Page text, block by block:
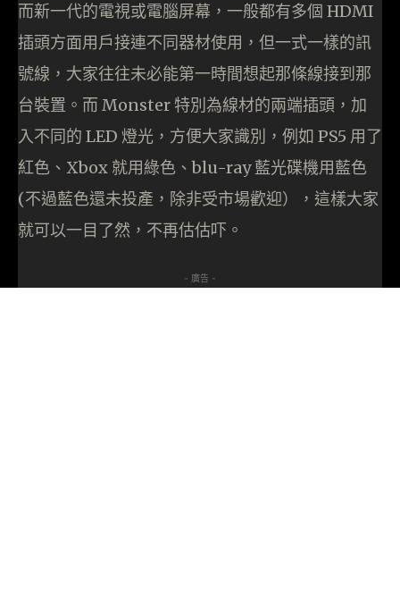
而新一代的電視或電腦屏幕，一般都有多個 HDMI
插頭方面用戶接連不同器材使用，但一式一樣的訊
號線，大家往往未必能第一時間想起那條線接到那
台裝置。而 Monster 特別為線材的兩端插頭，加
入不同的 LED 燈光，方便大家識別，例如 PS5 用了
紅色、Xbox 就用綠色、blu-ray 藍光碟機用藍色
(不過藍色還未投產，除非受市場歡迎），這樣大家
就可以一目了然，不再估估吓。
- 廣告 -